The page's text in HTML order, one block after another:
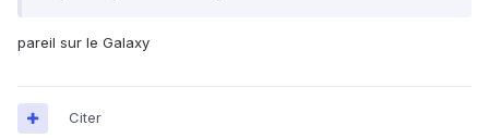
pareil sur le Galaxy
Citer